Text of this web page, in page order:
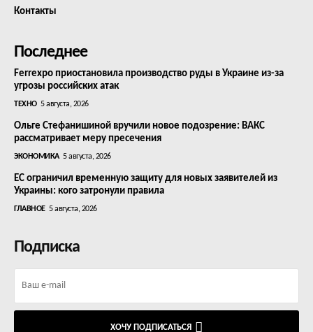
Контакты
Последнее
Ferrexpo приостановила производство руды в Украине из-за
угрозы российских атак
ТЕХНО 5 августа, 2026
Ольге Стефанишиной вручили новое подозрение: ВАКС
рассматривает меру пресечения
ЭКОНОМИКА 5 августа, 2026
ЕС ограничил временную защиту для новых заявителей из
Украины: кого затронули правила
ГЛАВНОЕ 5 августа, 2026
Подписка
ХОЧУ ПОДПИСАТЬСЯ